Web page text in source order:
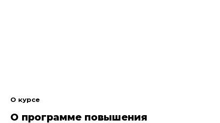
О курсе
О программе повышения